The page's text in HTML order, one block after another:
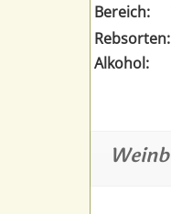
Bereich:
Rebsorten:
Alkohol: